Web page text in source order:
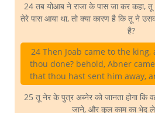
24 तब योआब ने राजा के पास जा कर कहा, तू
तेरे पास आया था, तो क्या कारण है कि तू ने
है?
24 Then Joab came to the
thou done? behold, Abner
that thou hast sent him away,
25 तू नेर के पुत्र अब्नेर को जानता होगा
जाने, और कुल काम का भेद